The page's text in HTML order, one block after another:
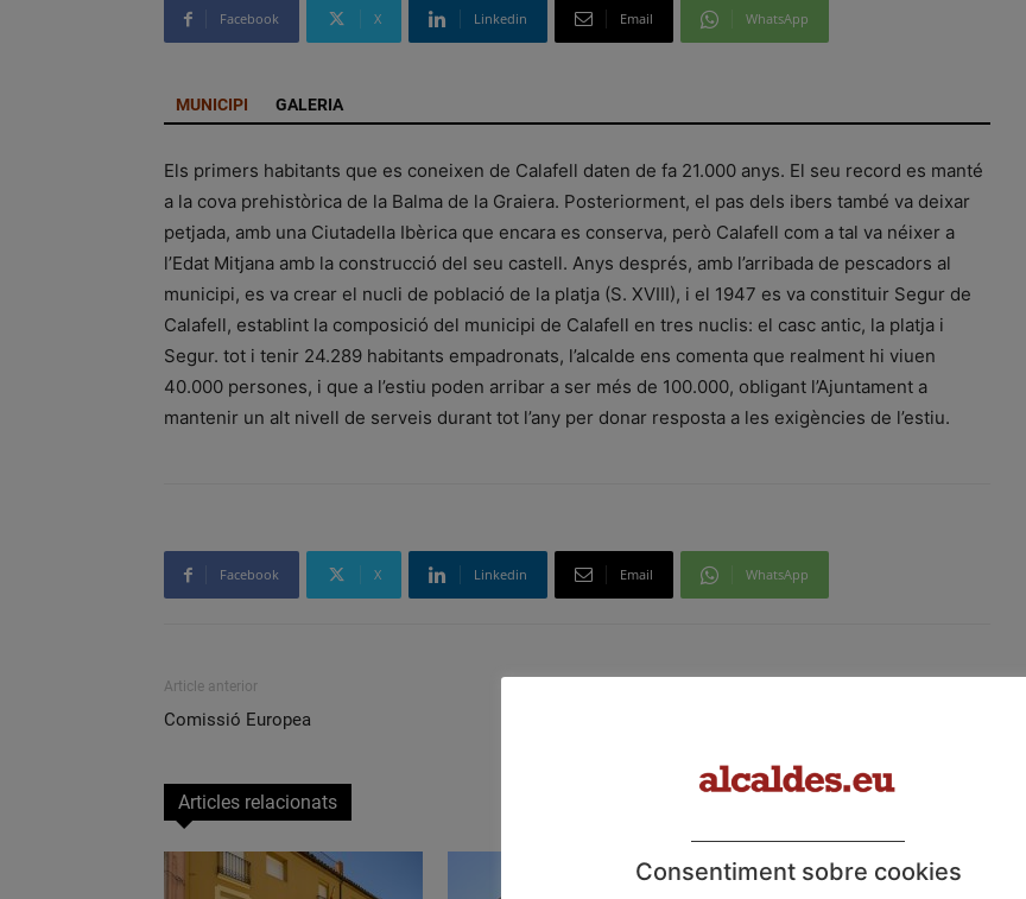
Facebook X Linkedin Email WhatsApp
MUNICIPI GALERIA
Els primers habitants que es coneixen de Calafell daten de fa 21.000 anys. El seu record es manté
a la cova prehistòrica de la Balma de la Graiera. Posteriorment, el pas dels ibers també va deixar
petjada, amb una Ciutadella Ibèrica que encara es conserva, però Calafell com a tal va néixer a
l’Edat Mitjana amb la construcció del seu castell. Anys després, amb l’arribada de pescadors al
municipi, es va crear el nucli de població de la platja (S. XVIII), i el 1947 es va constituir Segur de
Calafell, establint la composició del municipi de Calafell en tres nuclis: el casc antic, la platja i
Segur. tot i tenir 24.289 habitants empadronats, l’alcalde ens comenta que realment hi viuen
40.000 persones, i que a l’estiu poden arribar a ser més de 100.000, obligant l’Ajuntament a
mantenir un alt nivell de serveis durant tot l’any per donar resposta a les exigències de l’estiu.
Facebook X Linkedin Email WhatsApp
Article anterior
Comissió Europea
Articles relacionats
Consentiment sobre cookies